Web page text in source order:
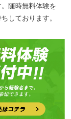
随時無料体験を
しております。